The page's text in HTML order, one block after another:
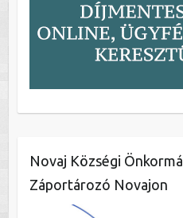
Novaj Községi
Záportározó Novajon